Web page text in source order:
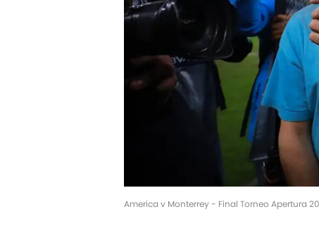
America v Monterrey - Final Torneo Apertura